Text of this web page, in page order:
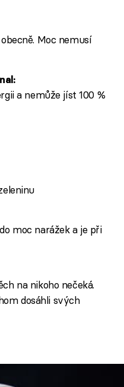
Moc nemusí
a nemůže jíst 100 %
moc narážek a je při
na nikoho nečeká.
dosáhli svých